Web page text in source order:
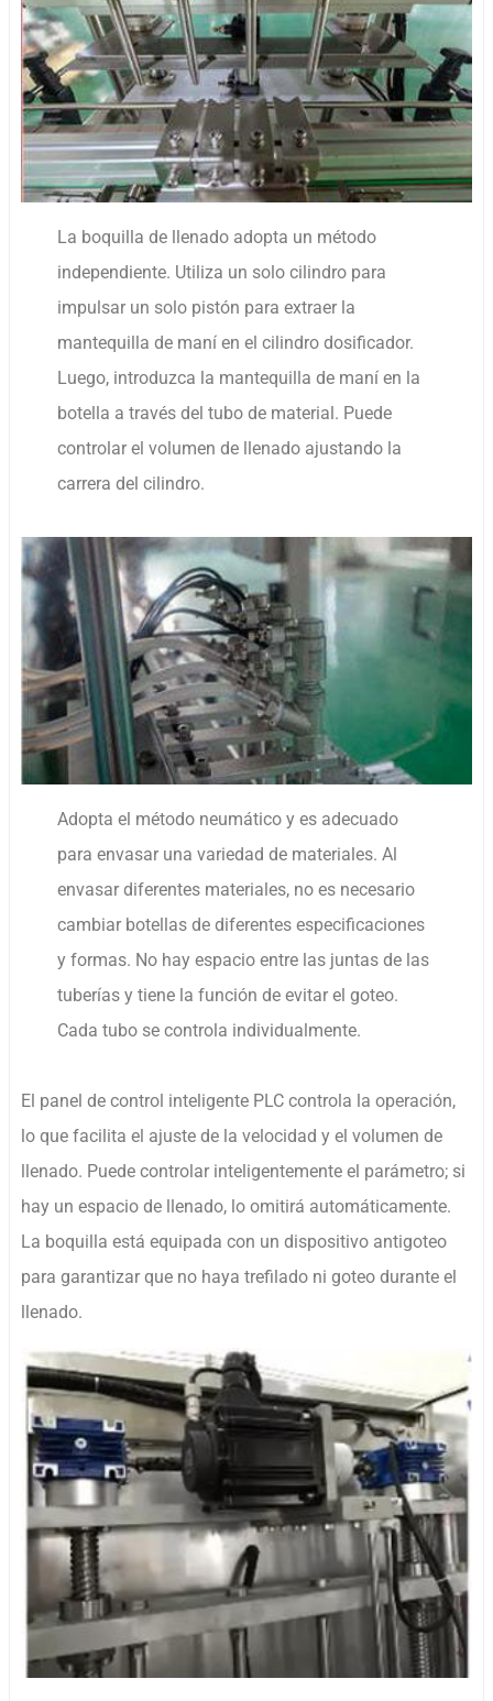
La boquilla de llenado adopta un método
independiente. Utiliza un solo cilindro para
impulsar un solo pistón para extraer la
mantequilla de maní en el cilindro dosificador.
Luego, introduzca la mantequilla de maní en la
botella a través del tubo de material. Puede
controlar el volumen de llenado ajustando la
carrera del cilindro.
Adopta el método neumático y es adecuado
para envasar una variedad de materiales. Al
envasar diferentes materiales, no es necesario
cambiar botellas de diferentes especificaciones
y formas. No hay espacio entre las juntas de las
tuberías y tiene la función de evitar el goteo.
Cada tubo se controla individualmente.
El panel de control inteligente PLC controla la operación,
lo que facilita el ajuste de la velocidad y el volumen de
llenado. Puede controlar inteligentemente el parámetro; si
hay un espacio de llenado, lo omitirá automáticamente.
La boquilla está equipada con un dispositivo antigoteo
para garantizar que no haya trefilado ni goteo durante el
llenado.